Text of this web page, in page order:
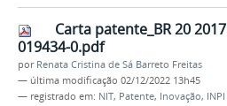
Carta patente_BR 20 2017
019434-0.pdf
por Renata Cristina de Sá Barreto Freitas
— última modificação 02/12/2022 13h45
— registrado em: NIT, Patente, Inovação, INPI